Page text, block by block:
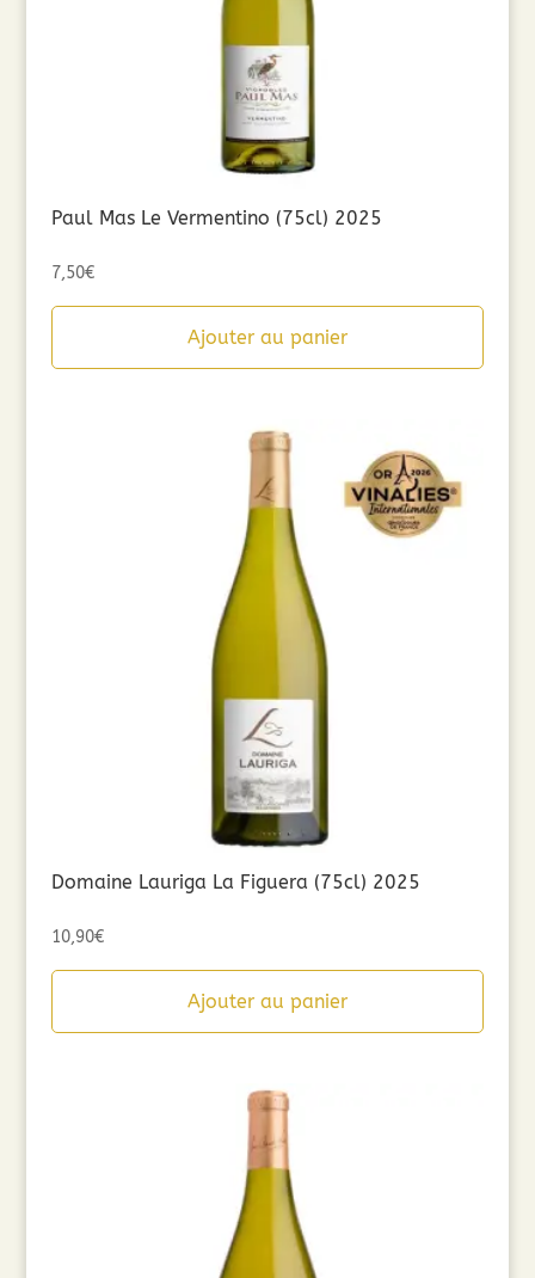
Paul Mas Le Vermentino (75cl) 2025
7,50€
Ajouter au panier
Domaine Lauriga La Figuera (75cl) 2025
10,90€
Ajouter au panier